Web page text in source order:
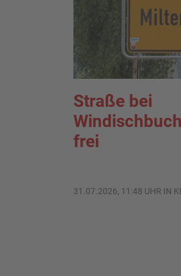
Straße bei
frei
31.07.2026, 11:48 UHR IN